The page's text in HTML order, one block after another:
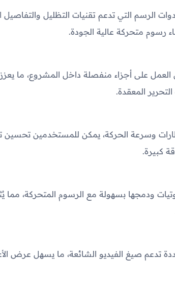
الرسم التي تدعم تقنيات التظليل والتفاصيل
رسوم متحركة عالية الجودة.
على أجزاء منفصلة داخل المشروع، ما
المعقدة.
وسرعة الحركة، يمكن للمستخدمين تحسين
كبيرة.
ودمجها بسهولة مع الرسوم المتحركة، مما
تدعم صيغ الفيديو الشائعة، ما يسهل عرض